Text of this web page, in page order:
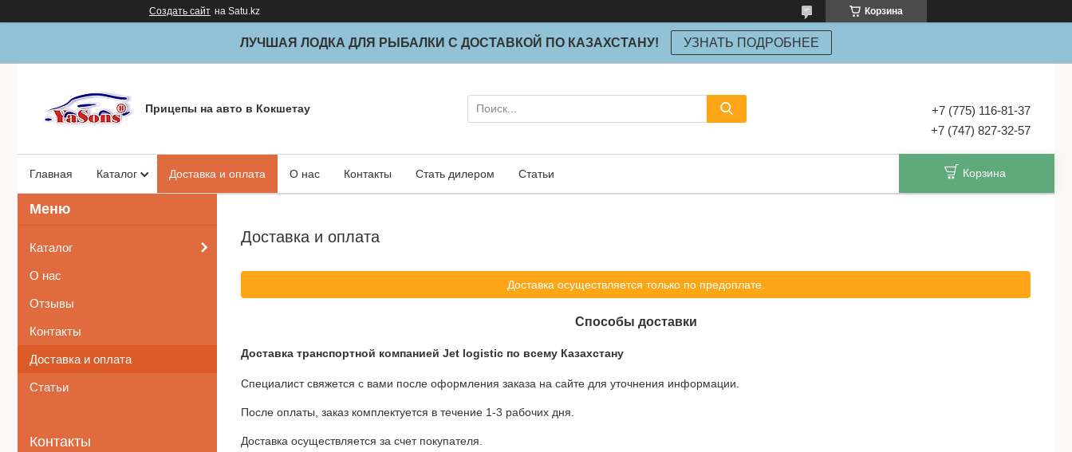
Создать сайт на Satu.kz Корзина
ЛУЧШАЯ ЛОДКА ДЛЯ РЫБАЛКИ С ДОСТАВКОЙ ПО КАЗАХСТАНУ! УЗНАТЬ ПОДРОБНЕЕ
Прицепы на авто в Кокшетау
+7 (775) 116-81-37
+7 (747) 827-32-57
Главная Каталог Доставка и оплата О нас Контакты Стать дилером Статьи Корзина
Доставка и оплата
Доставка осуществляется только по предоплате.
Способы доставки
Доставка транспортной компанией Jet logistic по всему Казахстану
Специалист свяжется с вами после оформления заказа на сайте для уточнения информации.
После оплаты, заказ комплектуется в течение 1-3 рабочих дня.
Доставка осуществляется за счет покупателя.
Каталог
О нас
Отзывы
Контакты
Доставка и оплата
Статьи
Контакты